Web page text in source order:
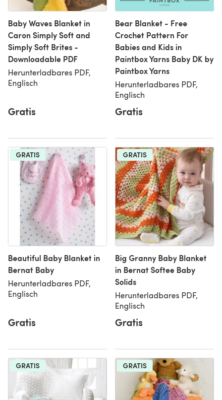
Baby Waves Blanket in
Caron Simply Soft and
Simply Soft Brites -
Downloadable PDF
Herunterladbares PDF,
Englisch
Gratis
Bear Blanket - Free
Crochet Pattern For
Babies and Kids in
Paintbox Yarns Baby DK by
Paintbox Yarns
Herunterladbares PDF,
Englisch
Gratis
GRATIS
Beautiful Baby Blanket in
Bernat Baby
Herunterladbares PDF,
Englisch
Gratis
GRATIS
Big Granny Baby Blanket
in Bernat Softee Baby
Solids
Herunterladbares PDF,
Englisch
Gratis
GRATIS GRATIS